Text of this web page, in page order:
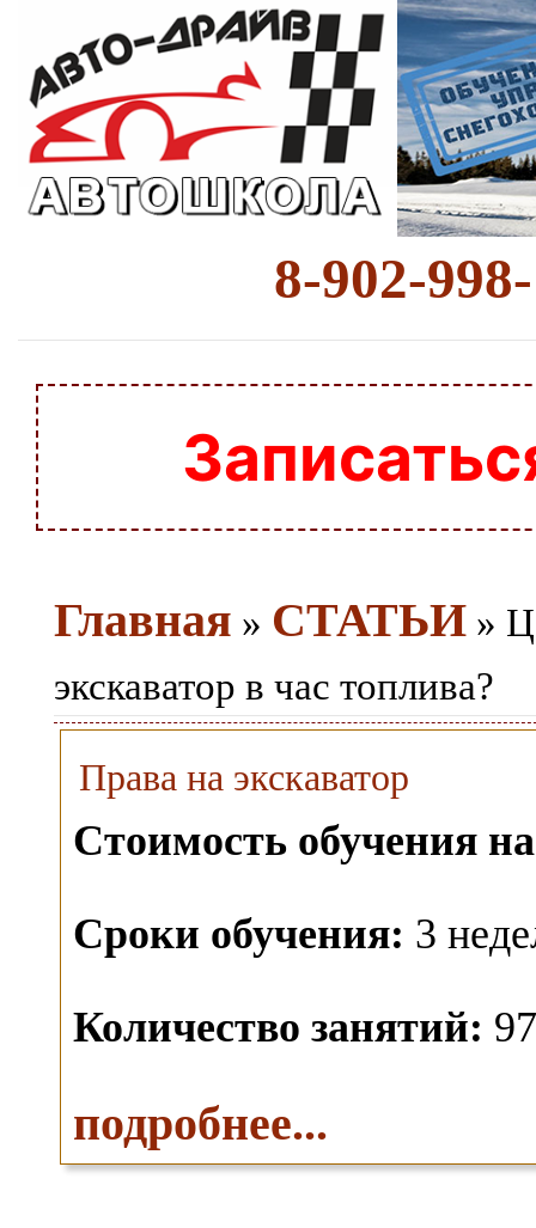
8-902-
Главная » СТАТЬИ »
экскаватор в час топлива?
Права на экскаватор
Стоимость обучения
Сроки обучения: 3
Количество занятий:
подробнее...